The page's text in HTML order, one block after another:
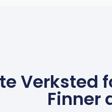
Verksted
Finner